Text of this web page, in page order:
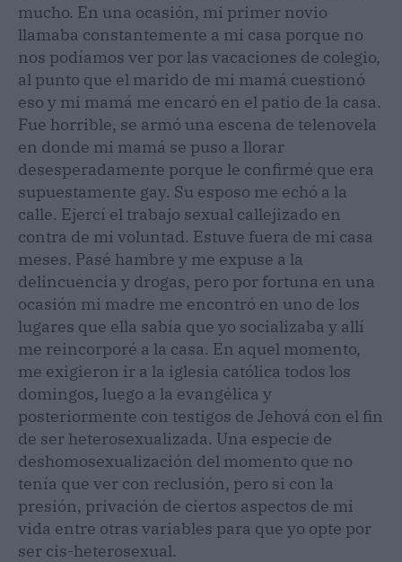
mucho. En una ocasión, mi primer novio
llamaba constantemente a mi casa porque no
nos podíamos ver por las vacaciones de colegio,
al punto que el marido de mi mamá cuestionó
eso y mi mamá me encaró en el patio de la casa.
Fue horrible, se armó una escena de telenovela
en donde mi mamá se puso a llorar
desesperadamente porque le confirmé que era
supuestamente gay. Su esposo me echó a la
calle. Ejercí el trabajo sexual callejizado en
contra de mi voluntad. Estuve fuera de mi casa
meses. Pasé hambre y me expuse a la
delincuencia y drogas, pero por fortuna en una
ocasión mi madre me encontró en uno de los
lugares que ella sabía que yo socializaba y allí
me reincorporé a la casa. En aquel momento,
me exigieron ir a la iglesia católica todos los
domingos, luego a la evangélica y
posteriormente con testigos de Jehová con el fin
de ser heterosexualizada. Una especie de
deshomosexualización del momento que no
tenía que ver con reclusión, pero si con la
presión, privación de ciertos aspectos de mi
vida entre otras variables para que yo opte por
ser cis-heterosexual.